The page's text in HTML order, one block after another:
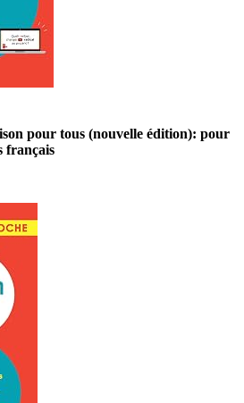
pour tous (nouvelle édition): pour
français